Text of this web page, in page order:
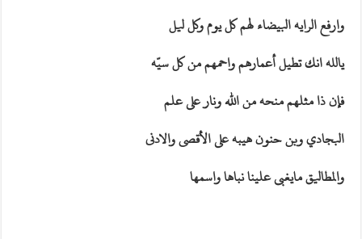
وارفع الرايه البيضاء لهم كل يوم وكل ليل
يالله انك تطيل أعمارهم واحمهم من كل سيّه
فإن ذا مثلهم منحه من الله ونار على علم
البجادي وبن حنون هيبه على الأقصى والادنى
والمطاليق مايغبى علينا نباها واسمها